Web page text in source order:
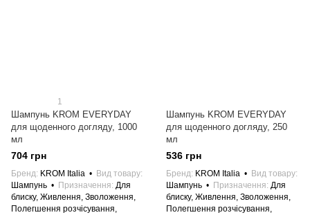
1
Шампунь KROM EVERYDAY
для щоденного догляду, 1000
мл
704 грн
Бренд KROM Italia
Вид товару
Шампунь
Призначення Для
блиску, Живлення, Зволоження,
Полегшення розчісування,
Шампунь KROM EVERYDAY
для щоденного догляду, 250
мл
536 грн
Бренд KROM Italia
Вид товару
Шампунь
Призначення Для
блиску, Живлення, Зволоження,
Полегшення розчісування,